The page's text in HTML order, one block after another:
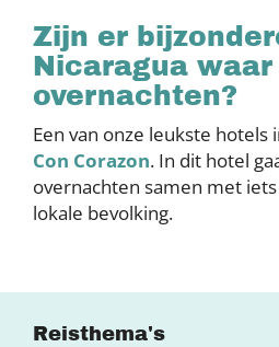
Zijn er
Nicaragua
overnachten?
Een van onze leukste hotels
Con Corazon. In dit hotel
overnachten samen met
lokale bevolking.
Reisthema's